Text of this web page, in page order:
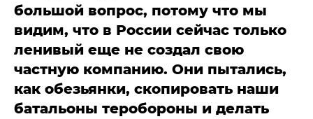
большой вопрос, потому что мы
видим, что в России сейчас только
ленивый еще не создал свою
частную компанию. Они пытались,
как обезьянки, скопировать наши
батальоны теробороны и делать